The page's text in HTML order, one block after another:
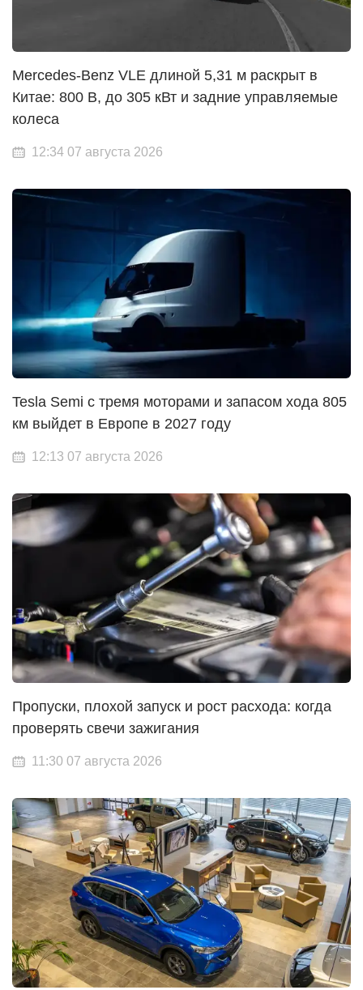
Mercedes-Benz VLE длиной 5,31 м раскрыт в
Китае: 800 В, до 305 кВт и задние управляемые
колеса
12:34 07 августа 2026
Tesla Semi с тремя моторами и запасом хода 805
км выйдет в Европе в 2027 году
12:13 07 августа 2026
Пропуски, плохой запуск и рост расхода: когда
проверять свечи зажигания
11:30 07 августа 2026